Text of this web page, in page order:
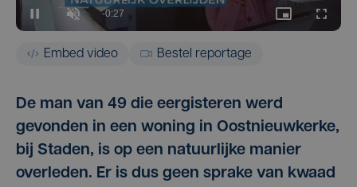
Embed video Bestel reportage
De man van 49 die eergisteren werd
gevonden in een woning in Oostnieuwkerke,
bij Staden, is op een natuurlijke manier
overleden. Er is dus geen sprake van kwaad